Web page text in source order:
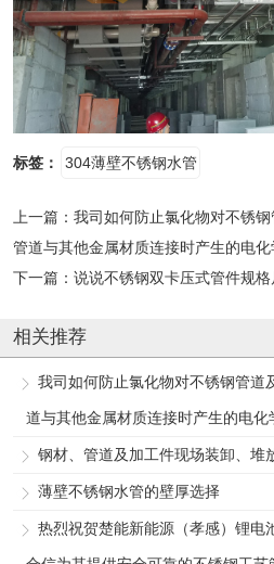
标签： 304薄壁不锈钢水管
上一篇： 我司如何防止氯化物对不锈
管道与其他金属材质连接时产生的电
下一篇： 说说不锈钢双卡压式管件规
相关推荐
我司如何防止氯化物对不锈钢管道
道与其他金属材质连接时产生的电化
钢材、管道及加工件现场装卸、堆
薄壁不锈钢水管的壁厚选择
热烈祝贺楚能新能源（孝感）锂电